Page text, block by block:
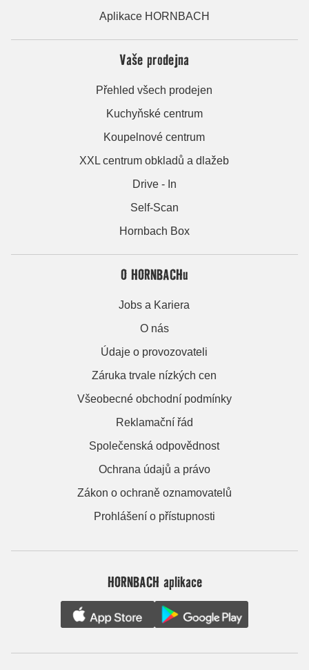
Aplikace HORNBACH
Vaše prodejna
Přehled všech prodejen
Kuchyňské centrum
Koupelnové centrum
XXL centrum obkladů a dlažeb
Drive - In
Self-Scan
Hornbach Box
O HORNBACHu
Jobs a Kariera
O nás
Údaje o provozovateli
Záruka trvale nízkých cen
Všeobecné obchodní podmínky
Reklamační řád
Společenská odpovědnost
Ochrana údajů a právo
Zákon o ochraně oznamovatelů
Prohlášení o přístupnosti
HORNBACH aplikace